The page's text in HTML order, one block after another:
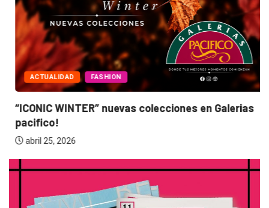
ACTUALIDAD FASHION
“ICONIC WINTER” nuevas colecciones en Galerias
pacifico!
abril 25, 2026